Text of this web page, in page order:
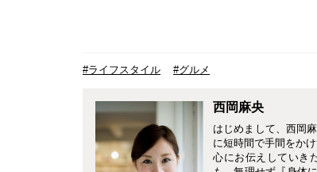
#ライフスタイル #グルメ
西岡麻央
はじめまして、西岡
に短時間で手間をか
心にお伝えしていき